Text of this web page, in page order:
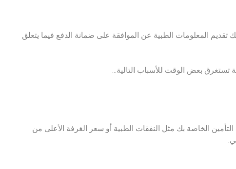
تقديم المعلومات الطبية عن الموافقة على ضمانة الدفع فيما يتعلق
الخاصة بك مثل النفقات الطبية أو سعر الغرفة الأعلى من